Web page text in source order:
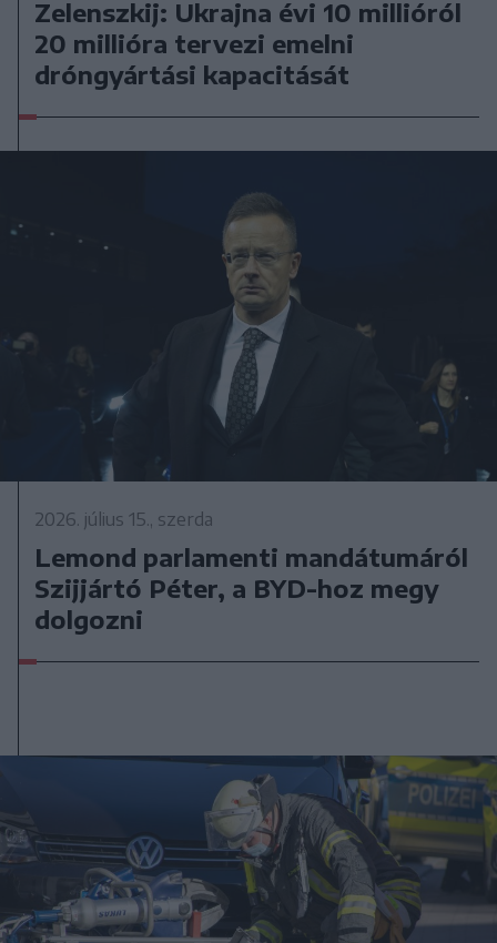
Zelenszkij: Ukrajna évi 10 millióról
20 millióra tervezi emelni
dróngyártási kapacitását
2026. július 15., szerda
Lemond parlamenti mandátumáról
Szijjártó Péter, a BYD-hoz megy
dolgozni